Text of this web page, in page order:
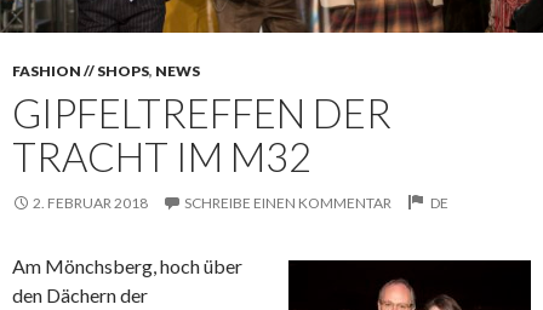
FASHION // SHOPS, NEWS
GIPFELTREFFEN DER
TRACHT IM M32
2. FEBRUAR 2018 SCHREIBE EINEN KOMMENTAR DE
Am Mönchsberg, hoch über
den Dächern der